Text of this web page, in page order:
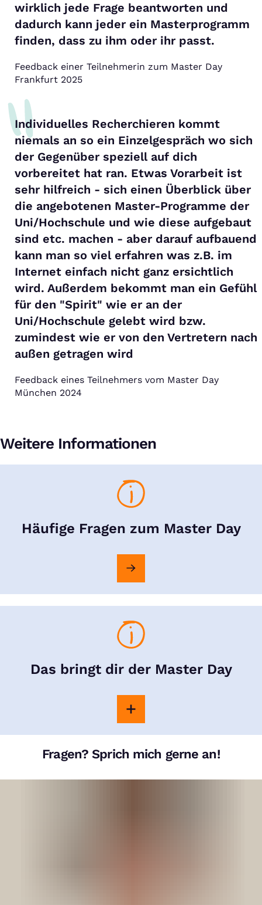
wirklich jede Frage beantworten und
dadurch kann jeder ein Masterprogramm
finden, dass zu ihm oder ihr passt.
Feedback einer Teilnehmerin zum Master Day
Frankfurt 2025
Individuelles Recherchieren kommt
niemals an so ein Einzelgespräch wo sich
der Gegenüber speziell auf dich
vorbereitet hat ran. Etwas Vorarbeit ist
sehr hilfreich - sich einen Überblick über
die angebotenen Master-Programme der
Uni/Hochschule und wie diese aufgebaut
sind etc. machen - aber darauf aufbauend
kann man so viel erfahren was z.B. im
Internet einfach nicht ganz ersichtlich
wird. Außerdem bekommt man ein Gefühl
für den "Spirit" wie er an der
Uni/Hochschule gelebt wird bzw.
zumindest wie er von den Vertretern nach
außen getragen wird
Feedback eines Teilnehmers vom Master Day
München 2024
Weitere Informationen
Häufige Fragen zum Master Day
Das bringt dir der Master Day
Fragen? Sprich mich gerne an!